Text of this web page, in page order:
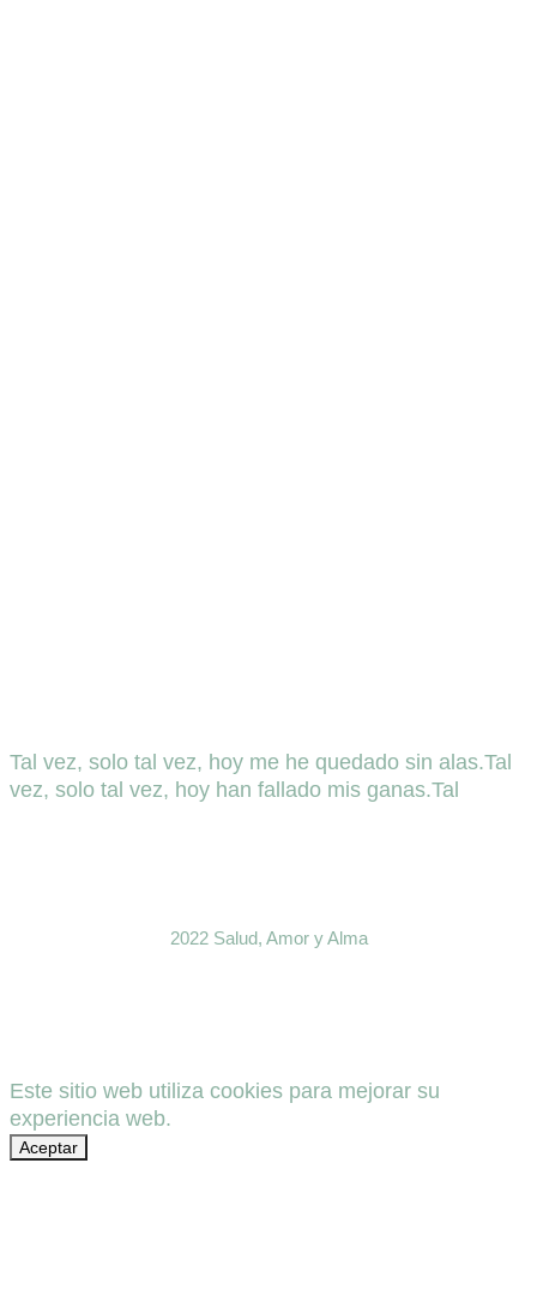
Tal vez, solo tal vez, hoy me he quedado sin alas.Tal
vez, solo tal vez, hoy han fallado mis ganas.Tal
2022 Salud, Amor y Alma
Este sitio web utiliza cookies para mejorar su
experiencia web.
Aceptar